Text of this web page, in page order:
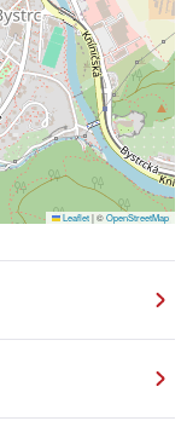
Leaflet|©OpenStreetMap